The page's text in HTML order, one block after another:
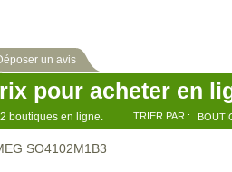
un avis
pour acheter en
boutiques en ligne. TRIER PAR :
SO4102M1B3